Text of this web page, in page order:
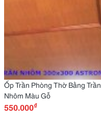
Ốp Trần Phòng Thờ Bằng Trần
Nhôm Màu Gỗ
550.000₫